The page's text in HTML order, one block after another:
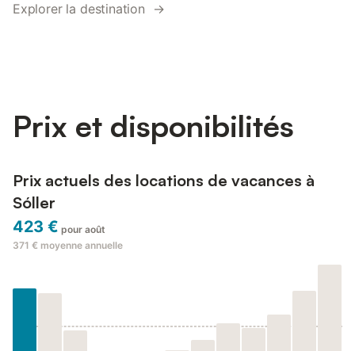
Explorer la destination →
Prix et disponibilités
Prix actuels des locations de vacances à
Sóller
423 € pour août
371 € moyenne annuelle